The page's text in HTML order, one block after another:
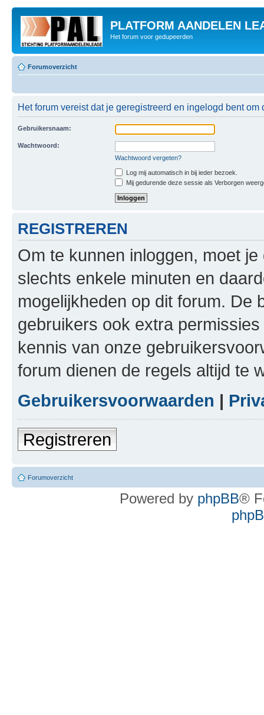
PLATFORM AANDELEN
Het forum voor gedupeerden
Forumoverzicht
Het forum vereist dat je geregistreerd en ingelogd bent
Gebruikersnaam:
Wachtwoord:
Wachtwoord vergeten?
Log mij automatisch in bij ieder bezoek.
Mij gedurende deze sessie als Verborgen
REGISTREREN
Om te kunnen inloggen, moet
slechts enkele minuten en
mogelijkheden op dit forum. De
gebruikers ook extra
kennis van onze
forum dienen de regels altijd te
Gebruikersvoorwaarden |
Registreren
Forumoverzicht
Powered by phpBB®